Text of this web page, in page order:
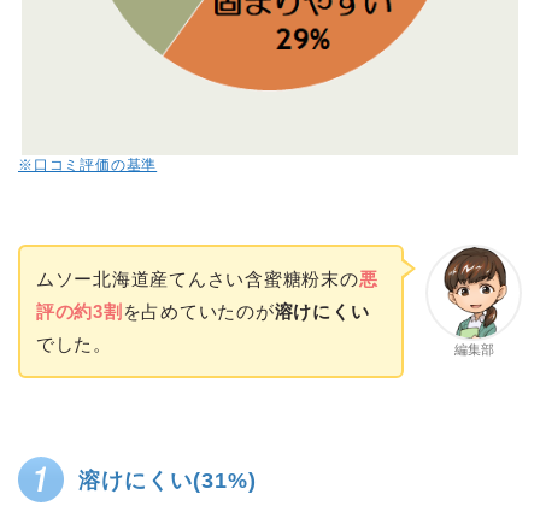
※口コミ評価の基準
編集部
ムソー北海道産てんさい含蜜糖粉末の悪
評の約3割 を占めていたのが溶けにくい
でした。
溶けにくい(31%)